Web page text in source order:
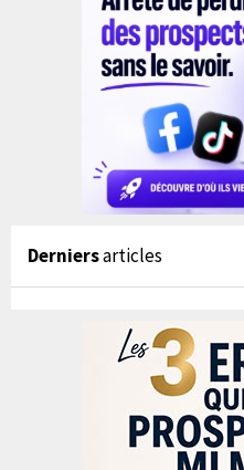
Derniersarticles